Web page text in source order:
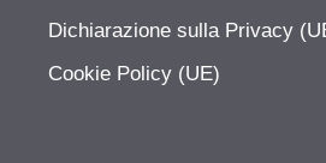
Dichiarazione sulla Privacy
Cookie Policy (UE)